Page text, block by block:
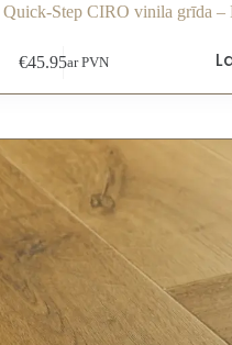
Quick-Step CIRO vinila grīda –
€45.95ar PVN